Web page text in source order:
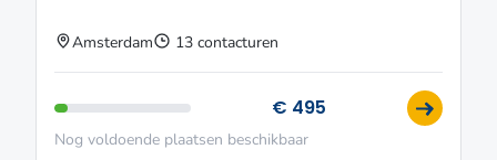
Amsterdam 13 contacturen
€ 495
Nog voldoende plaatsen beschikbaar